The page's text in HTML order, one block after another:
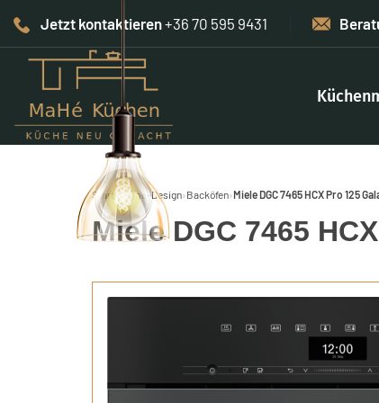
Jetzt kontaktieren+36 70 595 9431
Start›Home-Design› Backöfen›Miele DGC 7465 HCX Pro 125
Miele DGC 7465